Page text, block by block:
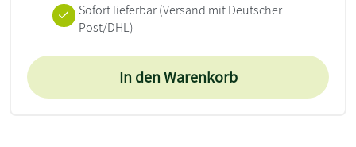
Sofort lieferbar(Versand mit Deutscher
Post/DHL)
In den Warenkorb